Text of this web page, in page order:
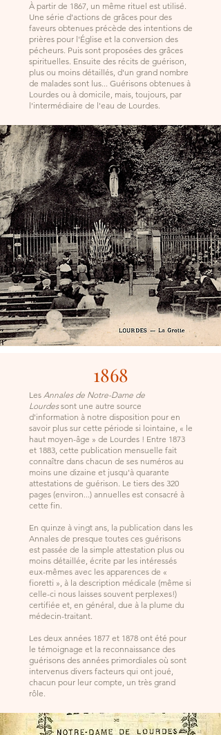
À partir de 1867, un même rituel est utilisé.
Une série d'actions de grâces pour des
faveurs obtenues précède des intentions de
prières pour l'Église et la conversion des
pécheurs. Puis sont proposées des grâces
spirituelles. Ensuite des récits de guérison,
plus ou moins détaillés, d'un grand nombre
de malades sont lus... Guérisons obtenues à
Lourdes ou à domicile, mais, toujours, par
l'intermédiaire de l'eau de Lourdes.
1868
Les Annales de Notre-Dame de
Lourdessont une autre source
d'information à notre disposition pour en
savoir plus sur cette période si lointaine, « le
haut moyen-âge » de Lourdes ! Entre 1873
et 1883, cette publication mensuelle fait
connaître dans chacun de ses numéros au
moins une dizaine et jusqu'à quarante
attestations de guérison. Le tiers des 320
pages (environ...) annuelles est consacré à
cette fin.
En quinze à vingt ans, la publication dans les
Annales de presque toutes ces guérisons
est passée de la simple attestation plus ou
moins détaillée, écrite par les intéressés
eux-mêmes avec les apparences de «
fioretti », à la description médicale (même si
celle-ci nous laisses souvent perplexes!)
certifiée et, en général, due à la plume du
médecin-traitant.
Les deux années 1877 et 1878 ont été pour
le témoignage et la reconnaissance des
guérisons des années primordiales où sont
intervenus divers facteurs qui ont joué,
chacun pour leur compte, un très grand
rôle.